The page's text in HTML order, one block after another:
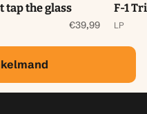
tap the glass
€39,99
F-1
LP